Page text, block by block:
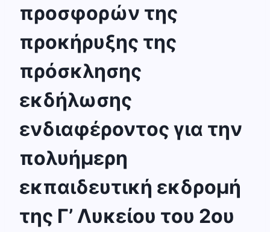
προσφορών της
προκήρυξης της
πρόσκλησης
εκδήλωσης
ενδιαφέροντος για την
πολυήμερη
εκπαιδευτική εκδρομή
της Γ’ Λυκείου του 2ου